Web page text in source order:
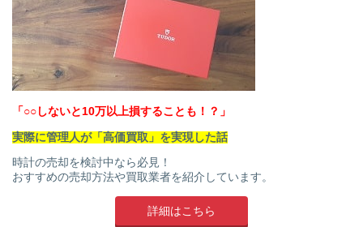
「○○しないと10万以上損することも！？」
実際に管理人が「高価買取」を実現した話
時計の売却を検討中なら必見！
おすすめの売却方法や買取業者を紹介しています。
詳細はこちら